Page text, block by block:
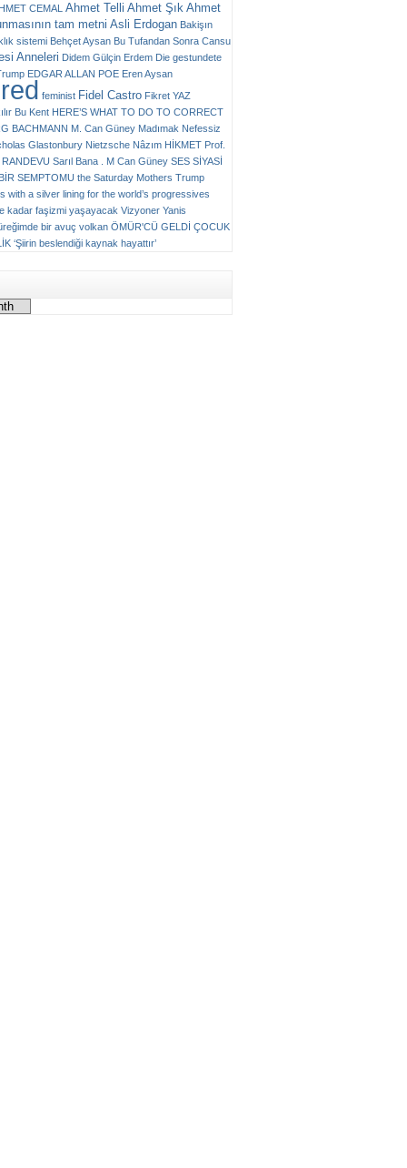
CEMAL Ahmet Telli Ahmet Şık Ahmet
tam metni Asli Erdogan Bakişın
sistemi Behçet Aysan Bu Tufandan Sonra Cansu
Anneleri Didem Gülçin Erdem Die gestundete
EDGAR ALLAN POE Eren Aysan
feminist Fidel Castro Fikret YAZ
Bu Kent HERE’S WHAT TO DO TO CORRECT
BACHMANN M. Can Güney Madımak Nefessiz
Glastonbury Nietzsche Nâzım HİKMET Prof.
RANDEVU Sarıl Bana . M Can Güney SES SİYASİ
SEMPTOMU the Saturday Mothers Trump
with a silver lining for the world’s progressives
kadar faşizmi yaşayacak Vizyoner Yanis
bir avuç volkan ÖMÜR'CÜ GELDİ ÇOCUK
‘Şiirin beslendiği kaynak hayattır’